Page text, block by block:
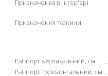
Призначення в інтер'єрі
Призначення тканини
Раппорт вертикальний, см
Раппорт горизонтальний, см